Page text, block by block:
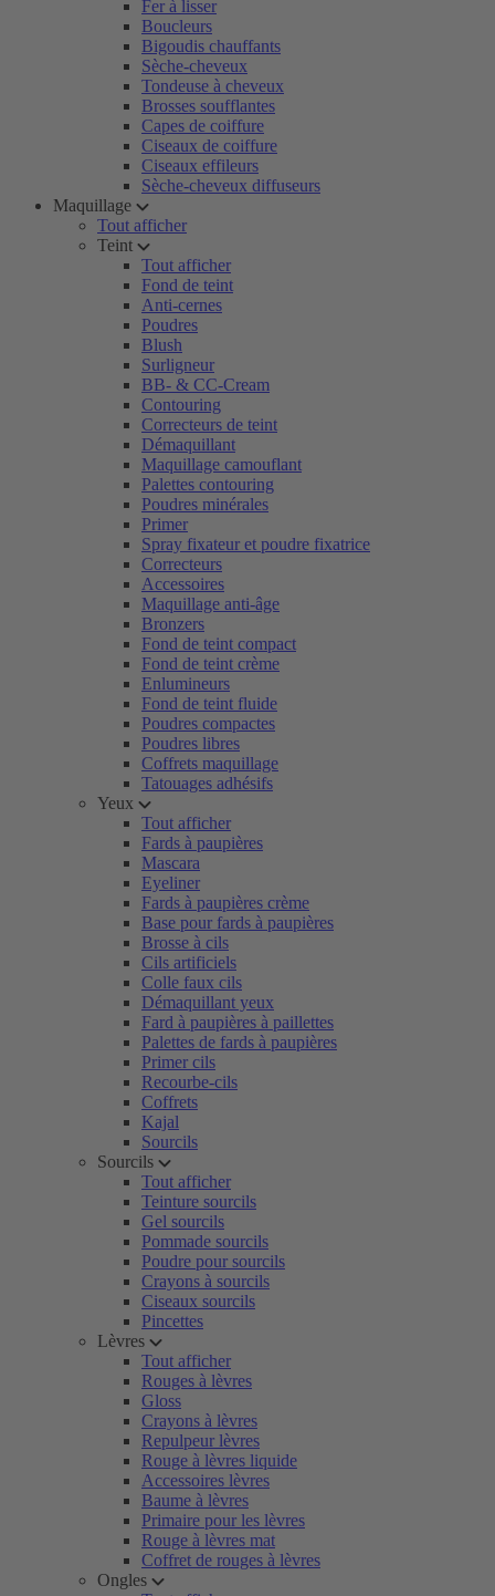
Fer à lisser
Boucleurs
Bigoudis chauffants
Sèche-cheveux
Tondeuse à cheveux
Brosses soufflantes
Capes de coiffure
Ciseaux de coiffure
Ciseaux effileurs
Sèche-cheveux diffuseurs
Maquillage
Tout afficher
Teint
Tout afficher
Fond de teint
Anti-cernes
Poudres
Blush
Surligneur
BB- & CC-Cream
Contouring
Correcteurs de teint
Démaquillant
Maquillage camouflant
Palettes contouring
Poudres minérales
Primer
Spray fixateur et poudre fixatrice
Correcteurs
Accessoires
Maquillage anti-âge
Bronzers
Fond de teint compact
Fond de teint crème
Enlumineurs
Fond de teint fluide
Poudres compactes
Poudres libres
Coffrets maquillage
Tatouages adhésifs
Yeux
Tout afficher
Fards à paupières
Mascara
Eyeliner
Fards à paupières crème
Base pour fards à paupières
Brosse à cils
Cils artificiels
Colle faux cils
Démaquillant yeux
Fard à paupières à paillettes
Palettes de fards à paupières
Primer cils
Recourbe-cils
Coffrets
Kajal
Sourcils
Sourcils
Tout afficher
Teinture sourcils
Gel sourcils
Pommade sourcils
Poudre pour sourcils
Crayons à sourcils
Ciseaux sourcils
Pincettes
Lèvres
Tout afficher
Rouges à lèvres
Gloss
Crayons à lèvres
Repulpeur lèvres
Rouge à lèvres liquide
Accessoires lèvres
Baume à lèvres
Primaire pour les lèvres
Rouge à lèvres mat
Coffret de rouges à lèvres
Ongles